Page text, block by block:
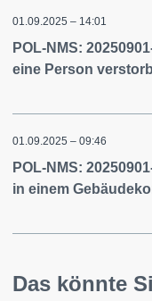
01.09.2025 – 14:01
POL-NMS:
eine Person
01.09.2025 – 09:46
POL-NMS:
in einem
Das könnte